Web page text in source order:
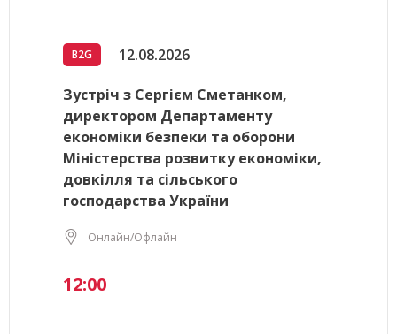
B2G 12.08.2026
Зустріч з Сергієм Сметанком,
директором Департаменту
економіки безпеки та оборони
Міністерства розвитку економіки,
довкілля та сільського
господарства України
Онлайн/Офлайн
12:00